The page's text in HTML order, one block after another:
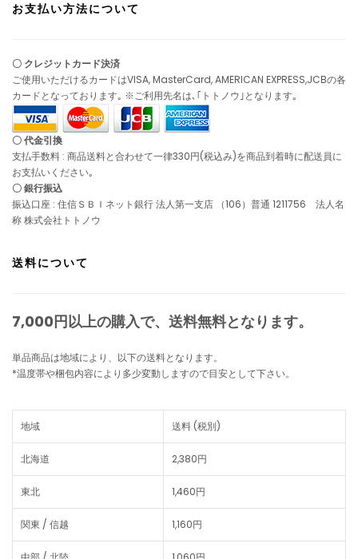
お支払い方法について
〇 クレジットカード決済
ご使用いただけるカードはVISA, MasterCard, AMERICAN EXPRESS,JCBの各
カードとなっております｡ ※ご利用先名は､｢トトノウ｣となります｡
〇 代金引換
支払手数料 : 商品送料と合わせて一律330円(税込み)を商品到着時に配送員に
お支払いください｡
〇 銀行振込
振込口座 : 住信ＳＢＩネット銀行 法人第一支店 （106）普通 1211756 法人名
称 株式会社トトノウ
送料について
7,000円以上の購入で、 送料無料となります。
単品商品は地域により、以下の送料となります。
*温度帯や梱包内容により多少変動しますので目安として下さい。
地域 送料 (税別)
北海道 2,380円
東北 1,460円
関東 / 信越 1,160円